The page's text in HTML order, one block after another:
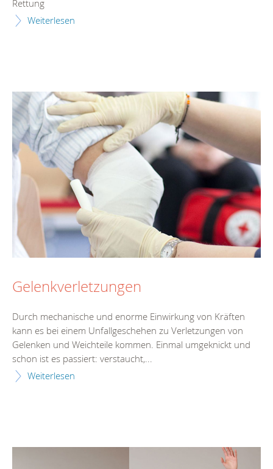
Rettung
Weiterlesen
Gelenkverletzungen
Durch mechanische und enorme Einwirkung von Kräften
kann es bei einem Unfallgeschehen zu Verletzungen von
Gelenken und Weichteile kommen. Einmal umgeknickt und
schon ist es passiert: verstaucht,...
Weiterlesen